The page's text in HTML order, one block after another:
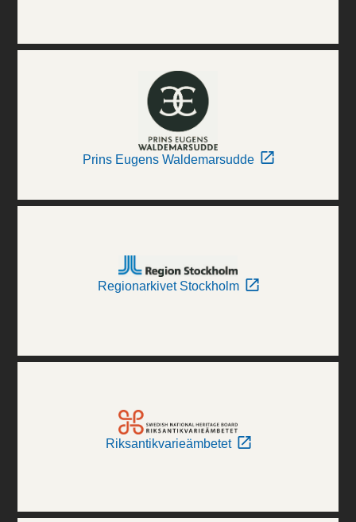
Prins Eugens Waldemarsudde
Regionarkivet Stockholm
Riksantikvarieämbetet